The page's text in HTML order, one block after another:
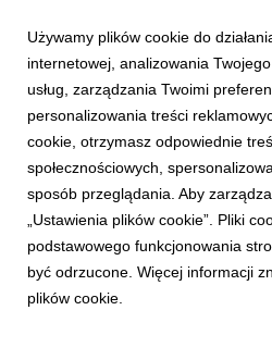
21 marca 2025
6 7 8 9
Używamy plików cookie do
internetowej, analizowania
usług, zarządzania Twoimi
personalizowania treści
cookie, otrzymasz odpowiednie
społecznościowych,
sposób przeglądania. Aby
„Ustawienia plików cookie”. Pliki
podstawowego funkcjonowania
być odrzucone. Więcej informacji
plików cookie.